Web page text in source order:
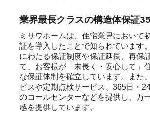
業界最長クラスの構造体保証
ミサワホームは、住宅業界において
証を導入したことで知られています
にわたる保証制度や保証延長、再保
て、お客様が「末長く・安心して」
な保証体制を確立しています。また
ビスや定期点検サービス、365日・
のコールセンターなどを提供し、万
感を提供しています。